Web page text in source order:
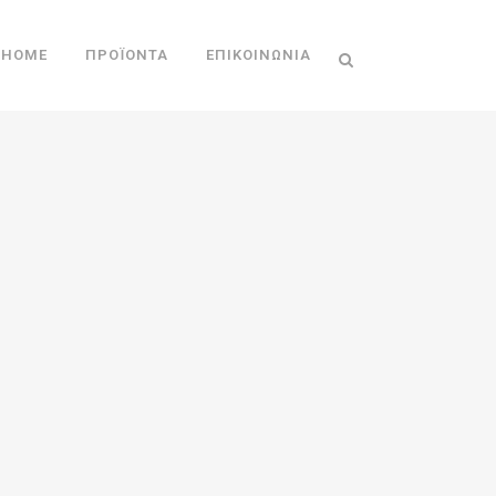
HOME ΠΡΟΪΌΝΤΑ ΕΠΙΚΟΙΝΩΝΊΑ